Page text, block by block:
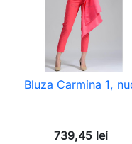
Bluza Carmina 1,
739,45 lei